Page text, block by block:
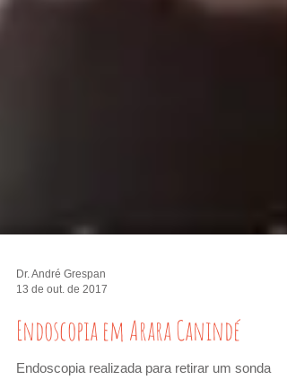
13 de out. de 2017
Endoscopia em Arara Canindé